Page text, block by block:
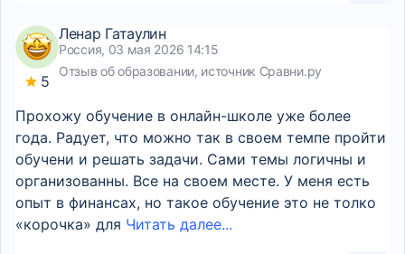
5
Ленар Гатаулин
Россия, 03 мая 2026 14:15
Отзыв об образовании, источник Сравни.ру
Прохожу обучение в онлайн-школе уже более
года. Радует, что можно так в своем темпе пройти
обучени и решать задачи. Сами темы логичны и
организованны. Все на своем месте. У меня есть
опыт в финансах, но такое обучение это не толко
«корочка» для Читать далее...